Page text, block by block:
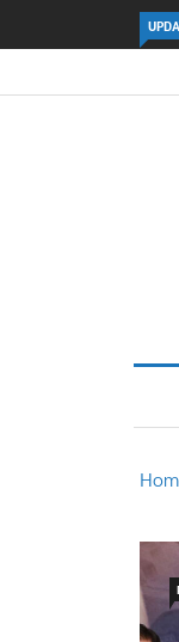
นดามันเป็นฐานก่ออาช